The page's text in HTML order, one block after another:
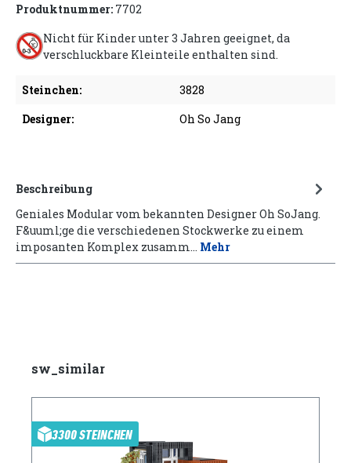
Produktnummer: 7702
Nicht für Kinder unter 3 Jahren geeignet, da
verschluckbare Kleinteile enthalten sind.
Steinchen:
3828
Designer:
Oh So Jang
Beschreibung
Geniales Modular vom bekannten Designer Oh SoJang.
F&uuml;ge die verschiedenen Stockwerke zu einem
imposanten Komplex zusamm… Mehr
sw_similar
3300 STEINCHEN